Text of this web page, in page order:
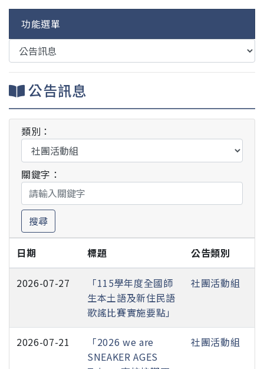
功能選單
公告訊息
類別：
關鍵字：
搜尋
日期 標題 公告類別
2026-07-27
「115學年度全國師
生本土語及新住民語
歌謠比賽實施要點」
社團活動組
2026-07-21
「2026 we are
SNEAKER AGES
社團活動組